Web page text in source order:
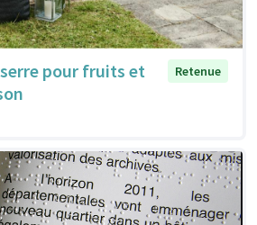
pour fruits et
Retenue